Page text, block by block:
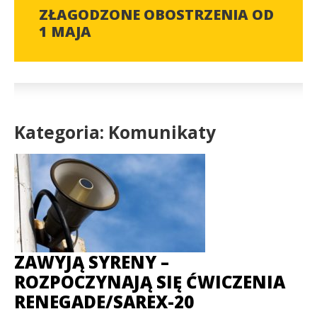
ZŁAGODZONE OBOSTRZENIA OD
1 MAJA
Kategoria: Komunikaty
ZAWYJĄ SYRENY –
ROZPOCZYNAJĄ SIĘ ĆWICZENIA
RENEGADE/SAREX-20